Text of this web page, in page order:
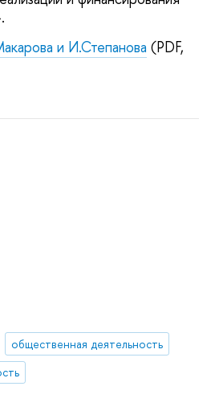
и И.Степанова (PDF,
общественная деятельность